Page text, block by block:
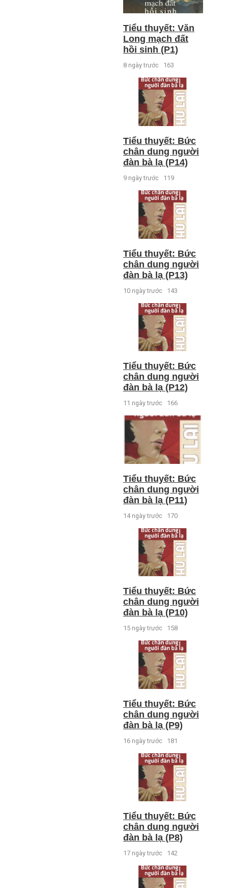
Tiểu thuyết: Văn
Long mạch đất
hồi sinh (P1)
8 ngày trước 163
Tiểu thuyết: Bức
chân dung người
đàn bà lạ (P14)
9 ngày trước 119
Tiểu thuyết: Bức
chân dung người
đàn bà lạ (P13)
10 ngày trước 143
Tiểu thuyết: Bức
chân dung người
đàn bà lạ (P12)
11 ngày trước 166
Tiểu thuyết: Bức
chân dung người
đàn bà lạ (P11)
14 ngày trước 170
Tiểu thuyết: Bức
chân dung người
đàn bà lạ (P10)
15 ngày trước 158
Tiểu thuyết: Bức
chân dung người
đàn bà lạ (P9)
16 ngày trước 181
Tiểu thuyết: Bức
chân dung người
đàn bà lạ (P8)
17 ngày trước 142